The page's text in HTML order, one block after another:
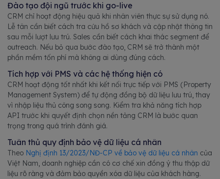
Đào tạo đội ngũ trước khi go-live
CRM chỉ hoạt động hiệu quả khi nhân viên thực sự sử dụng nó.
Lễ tân cần biết cách tra cứu hồ sơ khách và cập nhật thông tin
sau mỗi lượt lưu trú. Sales cần biết cách khai thác segment để
outreach. Nếu bỏ qua bước đào tạo, CRM sẽ trở thành một
phần mềm tốn phí mà không ai dùng đúng cách.
Tích hợp với PMS và các hệ thống hiện có
CRM hoạt động tốt nhất khi kết nối trực tiếp với PMS (Property
Management System) để tự động đồng bộ dữ liệu lưu trú, thay
vì nhập liệu thủ công song song. Kiểm tra khả năng tích hợp
API trước khi quyết định chọn nền tảng CRM là bước quan
trọng trong quá trình đánh giá.
Tuân thủ quy định bảo vệ dữ liệu cá nhân
Theo Nghị định 13/2023/NĐ-CP về bảo vệ dữ liệu cá nhân của
Việt Nam, doanh nghiệp cần có cơ chế xin đồng ý thu thập dữ
liệu rõ ràng và đảm bảo quyền xóa dữ liệu của khách hàng.